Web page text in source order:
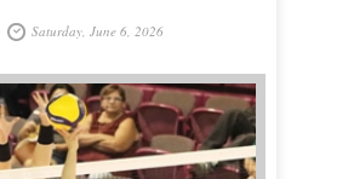
Saturday, June 6, 2026